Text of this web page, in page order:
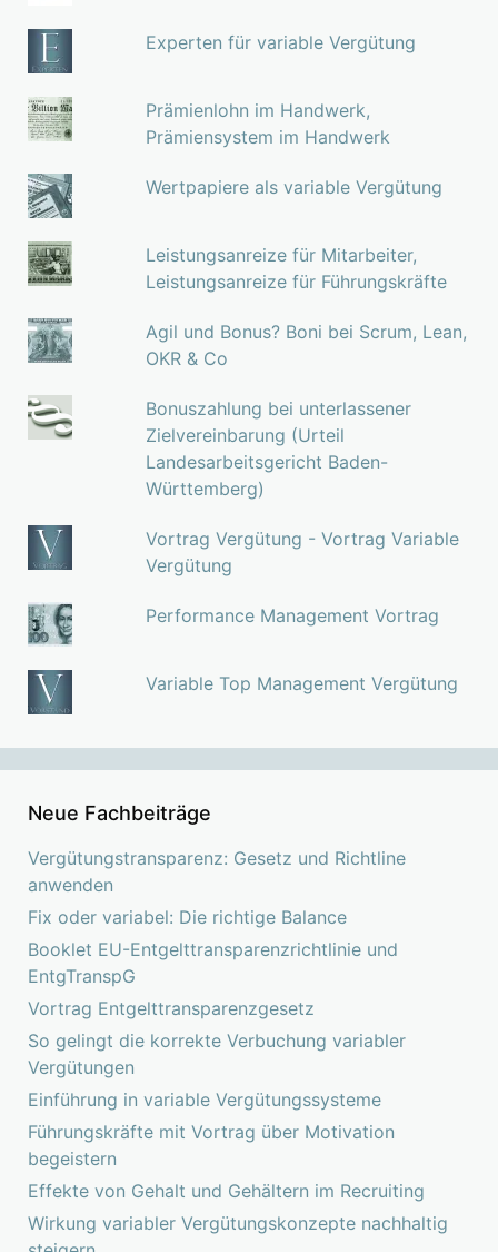
Experten für variable Vergütung
Prämienlohn im Handwerk,
Prämiensystem im Handwerk
Wertpapiere als variable Vergütung
Leistungsanreize für Mitarbeiter,
Leistungsanreize für Führungskräfte
Agil und Bonus? Boni bei Scrum, Lean,
OKR & Co
Bonuszahlung bei unterlassener
Zielvereinbarung (Urteil
Landesarbeitsgericht Baden-
Württemberg)
Vortrag Vergütung - Vortrag Variable
Vergütung
Performance Management Vortrag
Variable Top Management Vergütung
Neue Fachbeiträge
Vergütungstransparenz: Gesetz und Richtline
anwenden
Fix oder variabel: Die richtige Balance
Booklet EU-Entgelttransparenzrichtlinie und
EntgTranspG
Vortrag Entgelttransparenzgesetz
So gelingt die korrekte Verbuchung variabler
Vergütungen
Einführung in variable Vergütungssysteme
Führungskräfte mit Vortrag über Motivation
begeistern
Effekte von Gehalt und Gehältern im Recruiting
Wirkung variabler Vergütungskonzepte nachhaltig